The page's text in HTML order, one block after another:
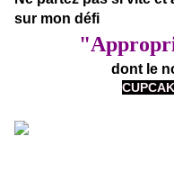
sur mon défi
dont le